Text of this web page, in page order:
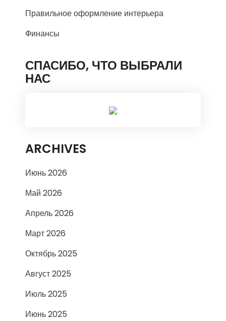
Правильное оформление интерьера
Финансы
СПАСИБО, ЧТО ВЫБРАЛИ
НАС
ARCHIVES
Июнь 2026
Май 2026
Апрель 2026
Март 2026
Октябрь 2025
Август 2025
Июль 2025
Июнь 2025